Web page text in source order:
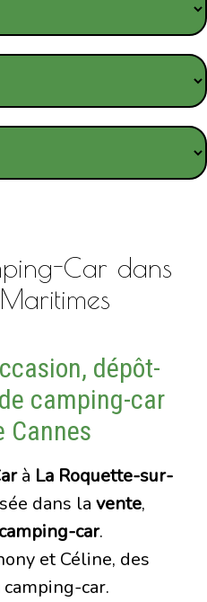
Car dans
dépôt-
camping-car
Cannes
à La Roquette-sur-
dans la vente,
camping-car.
et Céline, des
car.